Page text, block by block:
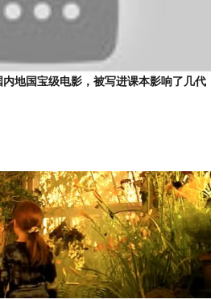
内地国宝级电影，被写进课本影响了几代